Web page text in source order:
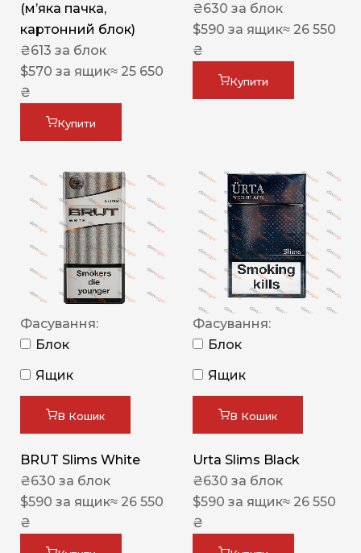
(м’яка пачка,
картонний блок)
₴613 за блок
$570 за ящик≈ 25 650
₴
Купити
₴630 за блок
$590 за ящик≈ 26 550
₴
Купити
Фасування:
Блок
Ящик
В Кошик
BRUT Slims White
₴630 за блок
$590 за ящик≈ 26 550
₴
Фасування:
Блок
Ящик
В Кошик
Urta Slims Black
₴630 за блок
$590 за ящик≈ 26 550
₴